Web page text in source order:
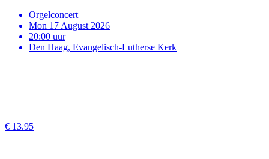
Orgelconcert
Mon 17 August 2026
20:00 uur
Den Haag, Evangelisch-Lutherse Kerk
€ 13.95